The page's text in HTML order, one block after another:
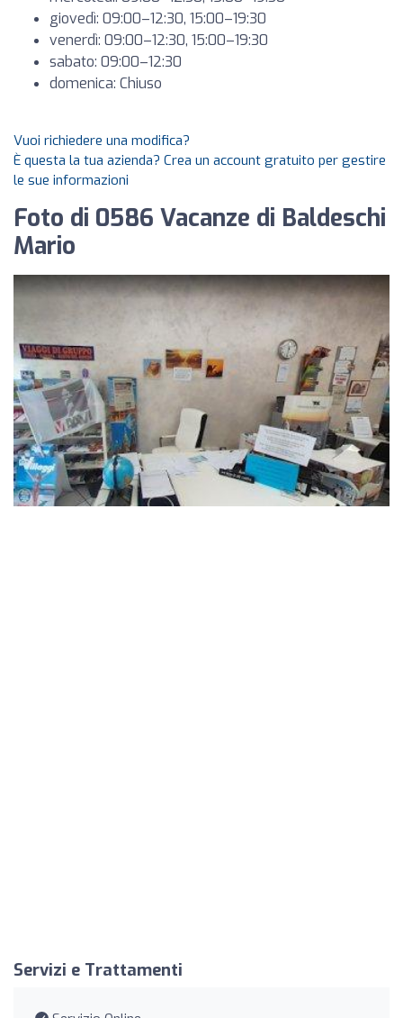
giovedì: 09:00–12:30, 15:00–19:30
venerdì: 09:00–12:30, 15:00–19:30
sabato: 09:00–12:30
domenica: Chiuso
Vuoi richiedere una modifica?
È questa la tua azienda? Crea un account gratuito per gestire
le sue informazioni
Foto di 0586 Vacanze di Baldeschi
Mario
Servizi e Trattamenti